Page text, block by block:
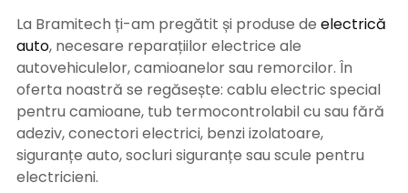
La Bramitech ți-am pregătit și produse de electrică
auto, necesare reparațiilor electrice ale
autovehiculelor, camioanelor sau remorcilor. În
oferta noastră se regăsește: cablu electric special
pentru camioane, tub termocontrolabil cu sau fără
adeziv, conectori electrici, benzi izolatoare,
siguranțe auto, socluri siguranțe sau scule pentru
electricieni.